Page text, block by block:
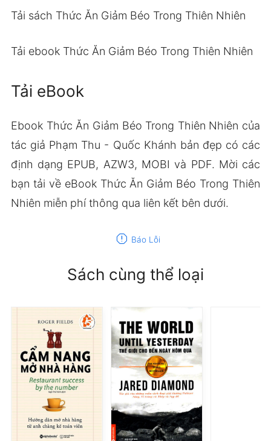
Tải sách Thức Ăn Giảm Béo Trong Thiên Nhiên
Tải ebook Thức Ăn Giảm Béo Trong Thiên Nhiên
Tải eBook
Ebook Thức Ăn Giảm Béo Trong Thiên Nhiên của
tác giả Phạm Thu - Quốc Khánh bản đẹp có các
định dạng EPUB, AZW3, MOBI và PDF. Mời các
bạn tải về eBook Thức Ăn Giảm Béo Trong Thiên
Nhiên miễn phí thông qua liên kết bên dưới.
report Báo Lỗi
Sách cùng thể loại